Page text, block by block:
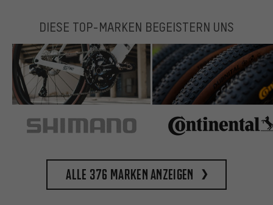
DIESE TOP-MARKEN BEGEISTERN UNS
Alle 376 Marken anzeigen